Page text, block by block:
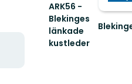
ARK56 -
Blekinges
länkade
kustleder